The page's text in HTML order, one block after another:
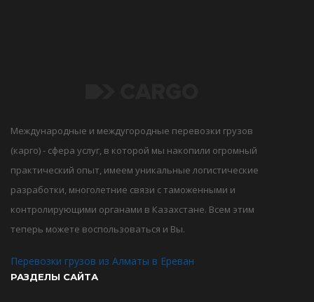
Международные и междугородные перевозки грузов
(карго) - сфера услуг, в которой мы накопили огромный
практический опыт, имеем уникальные логистические
разработки, многолетние связи с таможенными и
контролирующими органами в Казахстане. Всем этим
теперь можете воспользоваться и Вы.
Перевозки грузов из Алматы в Ереван
РАЗДЕЛЫ САЙТА